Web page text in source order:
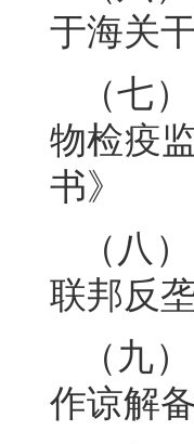
于海关
（七
物检疫
书》
（八
联邦反
（九
作谅解